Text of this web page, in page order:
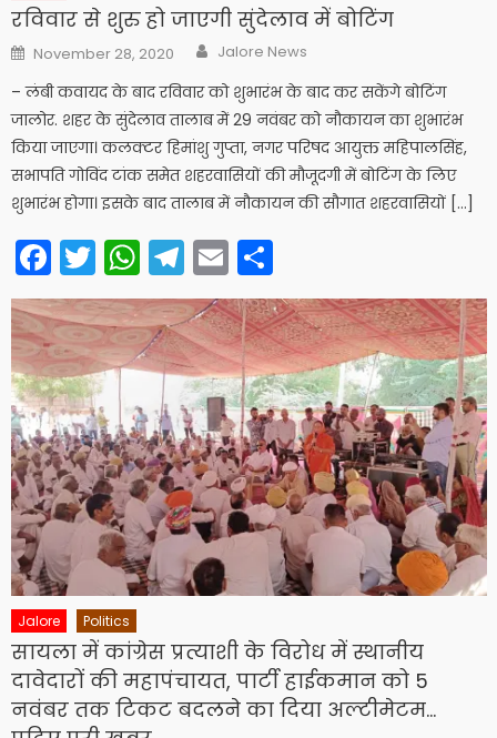
रविवार से शुरु हो जाएगी सुंदेलाव में बोटिंग
Posted
on
November 28, 2020 Author
Jalore News
– लंबी कवायद के बाद रविवार को शुभारंभ के बाद कर सकेंगे बोटिंग
जालोर. शहर के सुंदेलाव तालाब में 29 नवंबर को नौकायन का शुभारंभ
किया जाएगा। कलक्टर हिमांशु गुप्ता, नगर परिषद आयुक्त महिपालसिंह,
सभापति गोविंद टांक समेत शहरवासियों की मौजूदगी में बोटिंग के लिए
शुभारंभ होगा। इसके बाद तालाब में नौकायन की सौगात शहरवासियों […]
Facebook
Twitter
WhatsApp
Telegram
Email
Jalore Politics
सायला में कांग्रेस प्रत्याशी के विरोध में स्थानीय
दावेदारों की महापंचायत, पार्टी हाईकमान को 5
नवंबर तक टिकट बदलने का दिया अल्टीमेटम…